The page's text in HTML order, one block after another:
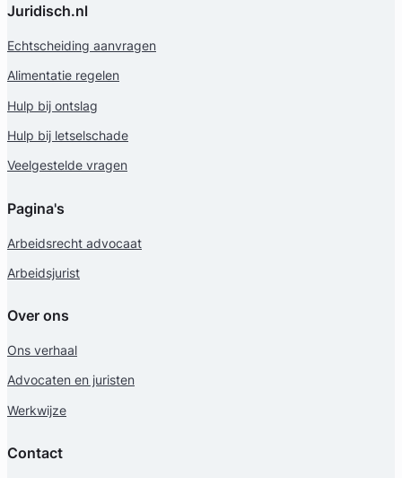
Juridisch.nl
Echtscheiding aanvragen
Alimentatie regelen
Hulp bij ontslag
Hulp bij letselschade
Veelgestelde vragen
Pagina's
Arbeidsrecht advocaat
Arbeidsjurist
Over ons
Ons verhaal
Advocaten en juristen
Werkwijze
Contact